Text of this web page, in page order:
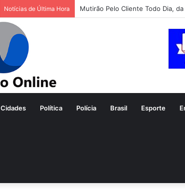
Notícias de Última Hora Mutirão Pelo Cliente Todo Dia,
Cidades Política Polícia Brasil Esporte